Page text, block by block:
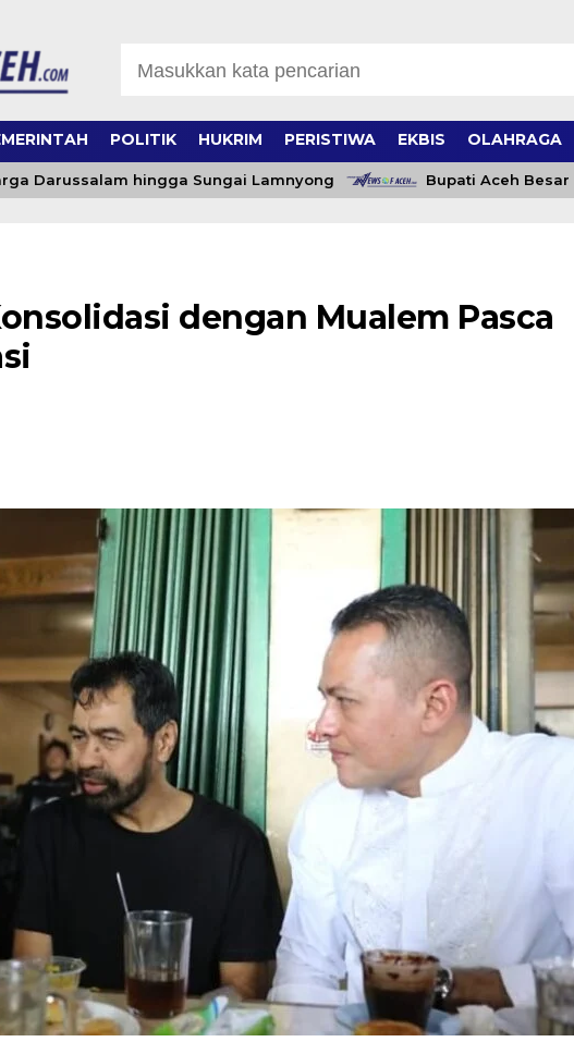
POLITIK HUKRIM PERISTIWA EKBIS OLAHRAGA
Darussalam hingga Sungai Lamnyong Bupati Aceh Besar
dengan Mualem Pasca